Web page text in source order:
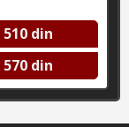
510 din
570 din